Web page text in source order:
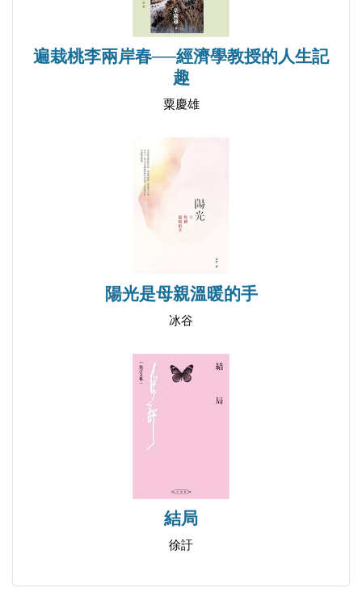
遍栽桃李兩岸春──經濟學教授的人生記
趣
粟慶雄
陽光是母親溫暖的手
冰谷
結局
徐訏